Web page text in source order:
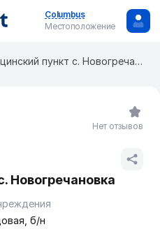
Columbus
Местоположение
Медицинский пункт с. Новогречановка
Новогречановка
б/н
Нет отзывов